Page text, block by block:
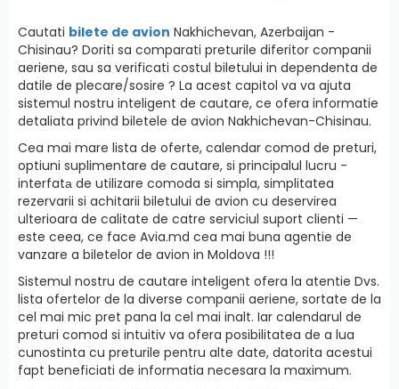
Cautati bilete de avion Nakhichevan, Azerbaijan -
Chisinau? Doriti sa comparati preturile diferitor companii
aeriene, sau sa verificati costul biletului in dependenta de
datile de plecare/sosire ? La acest capitol va va ajuta
sistemul nostru inteligent de cautare, ce ofera informatie
detaliata privind biletele de avion Nakhichevan-Chisinau.
Cea mai mare lista de oferte, calendar comod de preturi,
optiuni suplimentare de cautare, si principalul lucru -
interfatа de utilizare comoda si simpla, simplitatea
rezervarii si achitarii biletului de avion cu deservirea
ulterioara de calitate de catre serviciul suport clienti —
este ceea, ce face Avia.md cea mai buna agentie de
vanzare a biletelor de avion in Moldova !!!
Sistemul nostru de cautare inteligent ofera la atentie Dvs.
lista ofertelor de la diverse companii aeriene, sortate de la
cel mai mic pret pana la cel mai inalt. Iar calendarul de
preturi comod si intuitiv va ofera posibilitatea de a lua
cunostinta cu preturile pentru alte date, datorita acestui
fapt beneficiati de informatia necesara la maximum.